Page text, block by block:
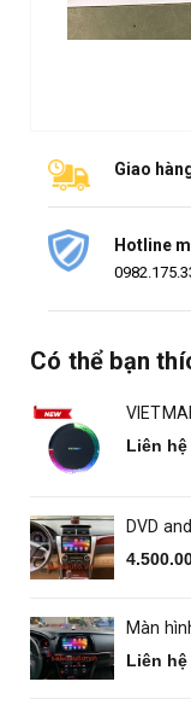
Giao
Hotline
Có thể bạn
Liên hệ
DVD
Màn
Liên hệ